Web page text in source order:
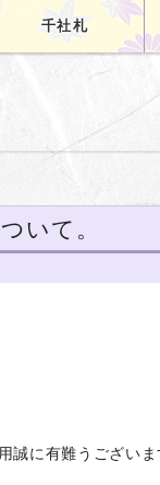
千社札
いて。
誠に有難うござい